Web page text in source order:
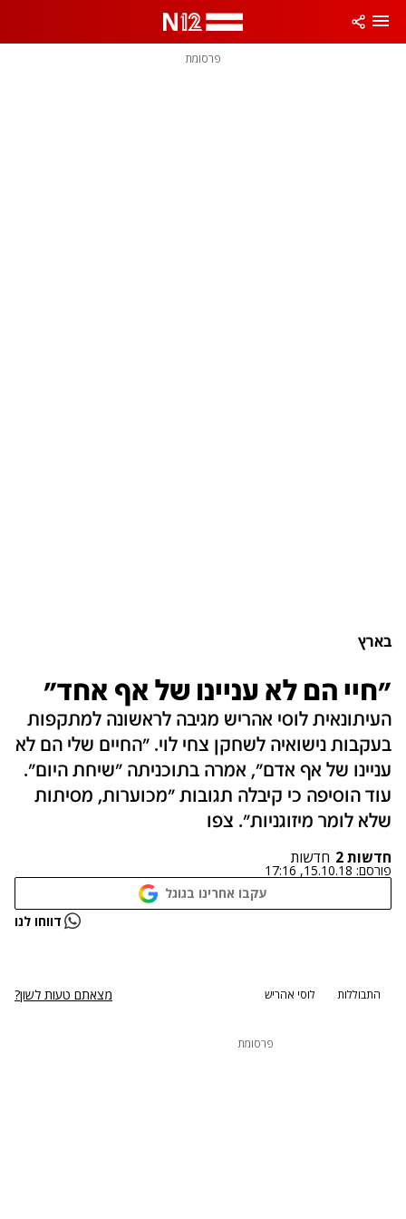
פרסומת
בארץ
"חיי הם לא עניינו של אף אחד"
העיתונאית לוסי אהריש מגיבה לראשונה למתקפות
בעקבות נישואיה לשחקן צחי לוי. "החיים שלי הם לא
עניינו של אף אדם", אמרה בתוכניתה "שיחת היום".
עוד הוסיפה כי קיבלה תגובות "מכוערות, מסיתות
שלא לומר מיזוגניות". צפו
חדשות 2 חדשות
פורסם: 15.10.18, 17:16
עקבו אחרינו בגוגל
נתקלנו בבעיה דווחו לנו
התבוללות לוסי אהריש מצאתם טעות לשון?
פרסומת